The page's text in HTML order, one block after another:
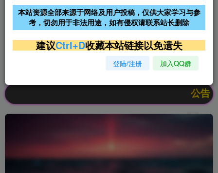
阿里云2核2G200M服务器68元/
年
雨云高防免备案服务器
超低价文字广告位招租 超低价文字广告位招租
超低价文字广告位招租
公告：
本站资源全部来源于网络及用户投稿，仅供大家学习与参
考，切勿用于非法用途，如有侵权请联系站长删除
建议Ctrl+D收藏本站链接以免遗失
登陆/注册 加入QQ群